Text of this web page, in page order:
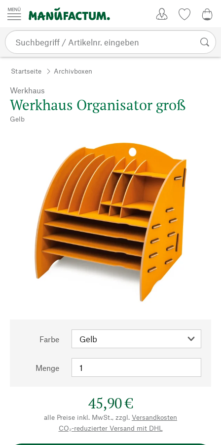
Zum Inhalt springen
Startseite Archivboxen
Werkhaus
Werkhaus Organisator groß
Gelb
Farbe
Menge
45,90 €
alle Preise inkl. MwSt., zzgl. Versandkosten
CO₂-reduzierter Versand mit DHL